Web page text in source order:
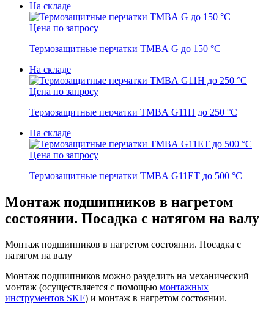
На складе
Цена по запросу
Термозащитные перчатки TMBA G до 150 °C
На складе
Цена по запросу
Термозащитные перчатки TMBA G11H до 250 °C
На складе
Цена по запросу
Термозащитные перчатки TMBA G11ET до 500 °C
Монтаж подшипников в нагретом
состоянии. Посадка с натягом на валу
Монтаж подшипников в нагретом состоянии. Посадка с
натягом на валу
Монтаж подшипников можно разделить на механический
монтаж (осуществляется с помощью монтажных
инструментов SKF) и монтаж в нагретом состоянии.